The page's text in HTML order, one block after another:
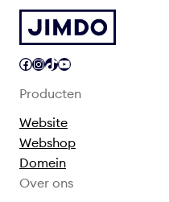
Facebook InstagramTikTok YouTube
Producten
Website
Webshop
Domein
Over ons